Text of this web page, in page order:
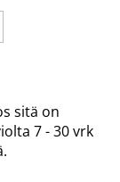
sitä on
7 - 30 vrk